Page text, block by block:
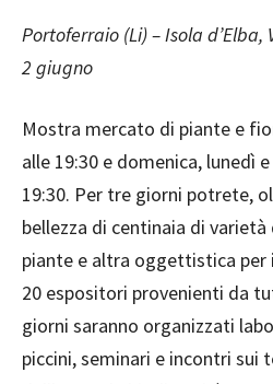
Portoferraio (Li) – Isola
2 giugno
Mostra mercato di piante e
alle 19:30 e domenica, lunedì
19:30. Per tre giorni potrete,
bellezza di centinaia di
piante e altra oggettistica
20 espositori provenienti da
giorni saranno organizzati
piccini, seminari e incontri sui